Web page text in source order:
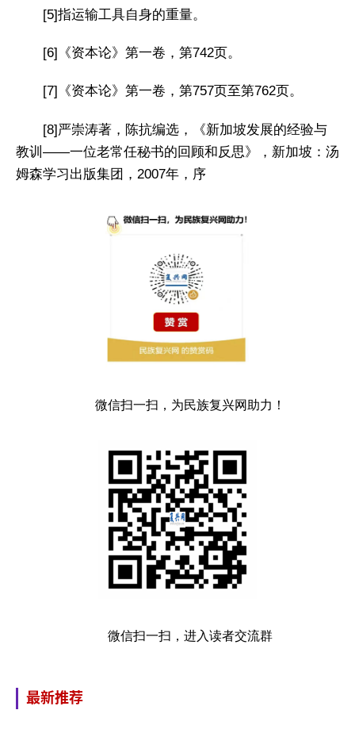
[5]指运输工具自身的重量。
[6]《资本论》第一卷，第742页。
[7]《资本论》第一卷，第757页至第762页。
[8]严崇涛著，陈抗编选，《新加坡发展的经验与
教训——一位老常任秘书的回顾和反思》，新加坡：汤
姆森学习出版集团，2007年，序
微信扫一扫，为民族复兴网助力！
微信扫一扫，进入读者交流群
最新推荐